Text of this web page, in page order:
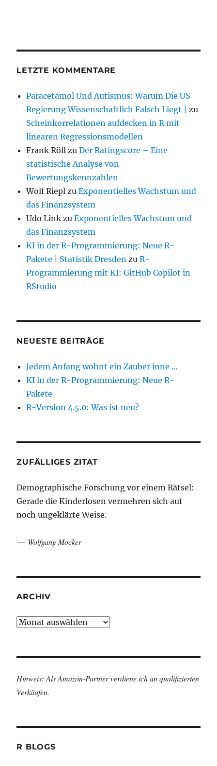
LETZTE KOMMENTARE
Paracetamol Und Autismus: Warum Die US-
Regierung Wissenschaftlich Falsch Liegt |
zu
Scheinkorrelationen aufdecken in R mit
linearen Regressionsmodellen
Frank Röll zuDer Ratingscore – Eine
statistische Analyse von
Bewertungskennzahlen
Wolf Riepl zuExponentielles Wachstum und
das Finanzsystem
Udo Link zuExponentielles Wachstum und
das Finanzsystem
KI in der R-Programmierung: Neue R-
Pakete | Statistik Dresden zuR-
Programmierung mit KI: GitHub Copilot in
RStudio
NEUESTE BEITRÄGE
Jedem Anfang wohnt ein Zauber inne …
KI in der R-Programmierung: Neue R-
Pakete
R-Version 4.5.0: Was ist neu?
ZUFÄLLIGES ZITAT
Demographische Forschung vor einem Rätsel:
Gerade die Kinderlosen vermehren sich auf
noch ungeklärte Weise.
— Wolfgang Mocker
ARCHIV
Archiv
Hinweis: Als Amazon-Partner verdiene ich an qualifizierten
Verkäufen.
R BLOGS